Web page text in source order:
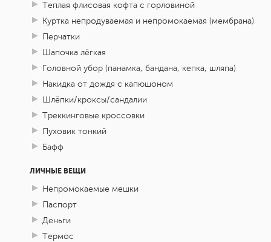
Теплая флисовая кофта с горловиной
Куртка непродуваемая и непромокаемая (мембрана)
Перчатки
Шапочка лёгкая
Головной убор (панамка, бандана, кепка, шляпа)
Накидка от дождя с капюшоном
Шлёпки/кроксы/сандалии
Треккинговые кроссовки
Пуховик тонкий
Бафф
ЛИЧНЫЕ ВЕЩИ
Непромокаемые мешки
Паспорт
Деньги
Термос